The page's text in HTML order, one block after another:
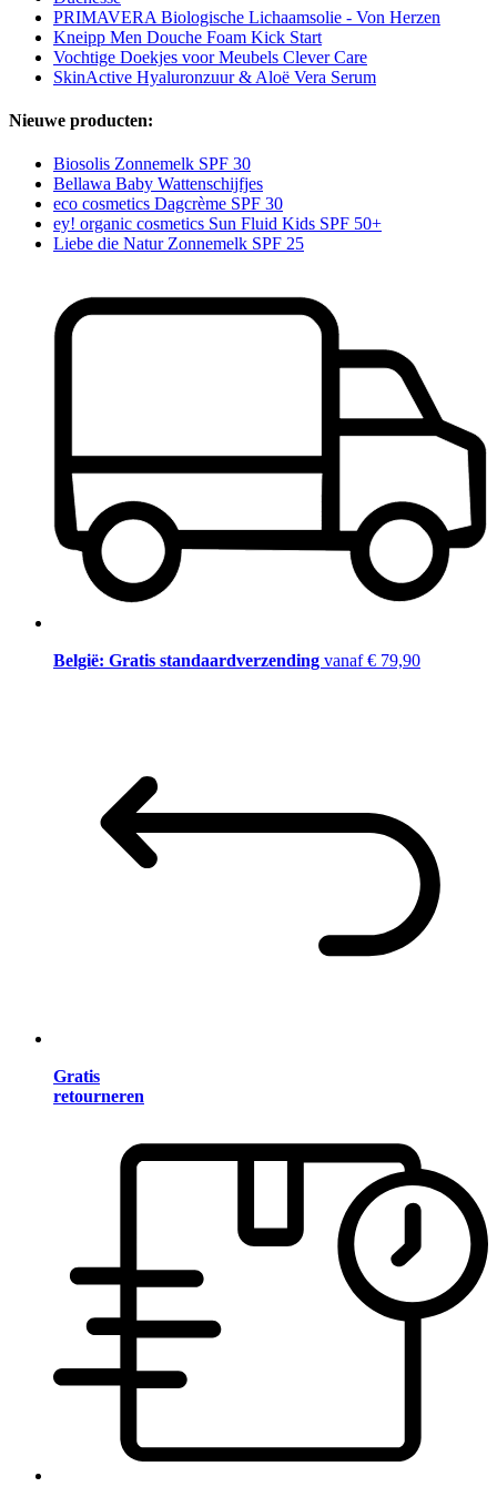
PRIMAVERA Biologische Lichaamsolie - Von Herzen
Kneipp Men Douche Foam Kick Start
Vochtige Doekjes voor Meubels Clever Care
SkinActive Hyaluronzuur & Aloë Vera Serum
Nieuwe producten:
Biosolis Zonnemelk SPF 30
Bellawa Baby Wattenschijfjes
eco cosmetics Dagcrème SPF 30
ey! organic cosmetics Sun Fluid Kids SPF 50+
Liebe die Natur Zonnemelk SPF 25
België: Gratis standaardverzending vanaf € 79,90
Gratis
retourneren